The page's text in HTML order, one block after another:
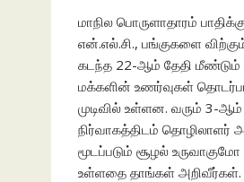
மாநில பொருளாதாரம்
என்.எல்.சி., பங்குகளை
கடந்த 22-ஆம் தேதி மீண்டும்
மக்களின் உணர்வுகள்
முடிவில் உள்ளன. வரும் 3-
நிர்வாகத்திடம்
மூடப்படும் சூழல்
உள்ளதை தாங்கள் அறிவீர்கள்.